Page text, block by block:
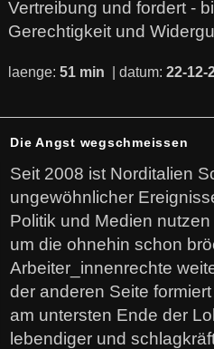
Vertreibung und fordert -
Gerechtigkeit und
laenge: 51 min | datum: 22-12-
Die Angst wegschmeissen
Seit 2008 ist Norditalien
ungewöhnlicher
Politik und Medien
um die ohnehin schon
Arbeiter_innenrechte
der anderen Seite
am untersten Ende der
lebendiger und